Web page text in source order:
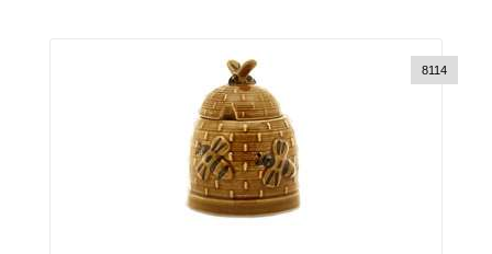
8114